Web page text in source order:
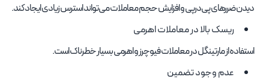
دیدن ضررهای پی‌درپی و افزایش حجم معاملات می‌تواند استرس زیادی ایجاد کند.
ریسک بالا در معاملات اهرمی
استفاده از مارتینگل در معاملات فیوچرز و اهرمی بسیار خطرناک است.
عدم وجود تضمین